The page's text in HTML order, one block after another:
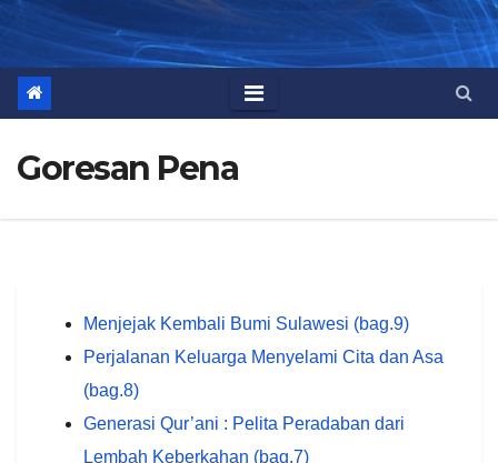
Goresan Pena
Menjejak Kembali Bumi Sulawesi (bag.9)
Perjalanan Keluarga Menyelami Cita dan Asa
(bag.8)
Generasi Qur’ani : Pelita Peradaban dari
Lembah Keberkahan (bag.7)